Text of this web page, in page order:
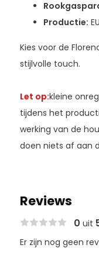
Productie:
Kies voor de
stijlvolle touch.
Let op:kleine
tijdens het
werking van de
doen niets af aan
Reviews
0 uit
Er zijn nog geen